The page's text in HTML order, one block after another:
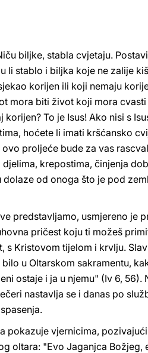
biljke, stabla cvjetaju.
li stablo i biljka koje ne zalije
korijen ili koji nemaju
mora biti život koji mora
To je Isus! Ako nisi s
hoćete li imati kršćansko
proljeće bude za vas
krepostima, činjenja
od onoga što je pod
predstavljamo, usmjereno je
pričest koju ti možeš
s Kristovom tijelom i krvlju.
u Oltarskom sakramentu,
ostaje i ja u njemu" (Iv 6, 56).
nastavlja se i danas po
pokazuje vjernicima,
oltara: "Evo Jaganjca Božjeg,